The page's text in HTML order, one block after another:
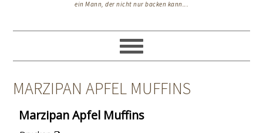
ein Mann, der nicht nur backen kann...
MARZIPAN APFEL MUFFINS
Marzipan Apfel Muffins